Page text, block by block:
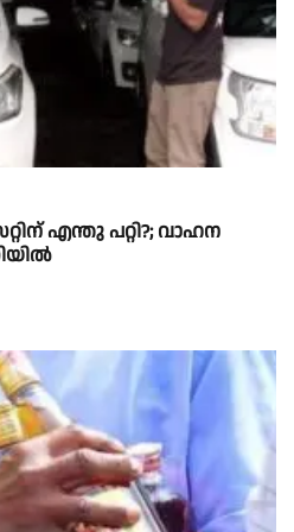
എന്തു പറ്റി?; വാഹന